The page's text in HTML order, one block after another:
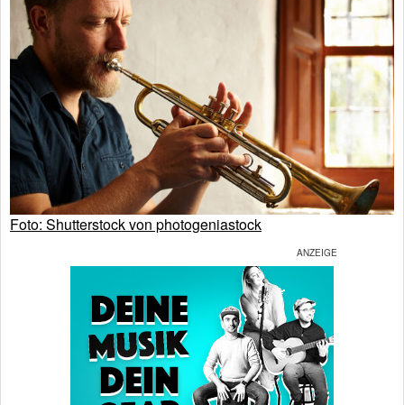
Foto: Shutterstock von photogeniastock